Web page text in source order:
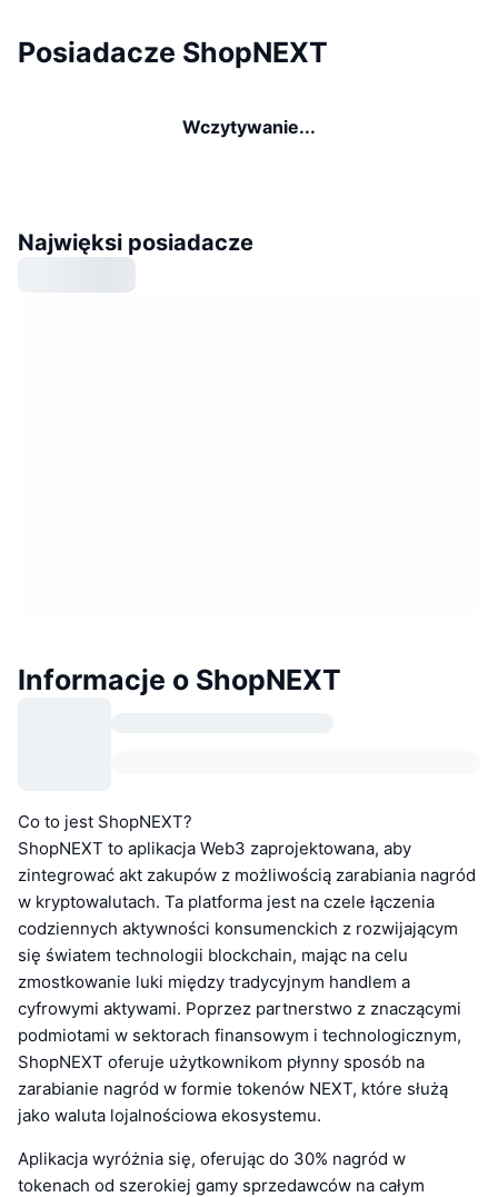
Posiadacze ShopNEXT
Wczytywanie...
Najwięksi posiadacze
Informacje o ShopNEXT
Co to jest ShopNEXT?
ShopNEXT to aplikacja Web3 zaprojektowana, aby
zintegrować akt zakupów z możliwością zarabiania nagród
w kryptowalutach. Ta platforma jest na czele łączenia
codziennych aktywności konsumenckich z rozwijającym
się światem technologii blockchain, mając na celu
zmostkowanie luki między tradycyjnym handlem a
cyfrowymi aktywami. Poprzez partnerstwo z znaczącymi
podmiotami w sektorach finansowym i technologicznym,
ShopNEXT oferuje użytkownikom płynny sposób na
zarabianie nagród w formie tokenów NEXT, które służą
jako waluta lojalnościowa ekosystemu.
Aplikacja wyróżnia się, oferując do 30% nagród w
tokenach od szerokiej gamy sprzedawców na całym